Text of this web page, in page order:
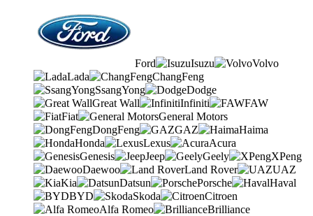
Ford Isuzu
Volvo
Lada
ChangFeng
SsangYong
Dodge
Great Wall
Infiniti
FAW
Fiat
General Motors
DongFeng
GAZ
Haima
Honda
Lexus
Acura
Genesis
Jeep Geely
XPeng
Daewoo
Land Rover
UAZ
Kia
Datsun Porsche
Haval
BYD
Skoda
Citroen
Alfa Romeo
Brilliance